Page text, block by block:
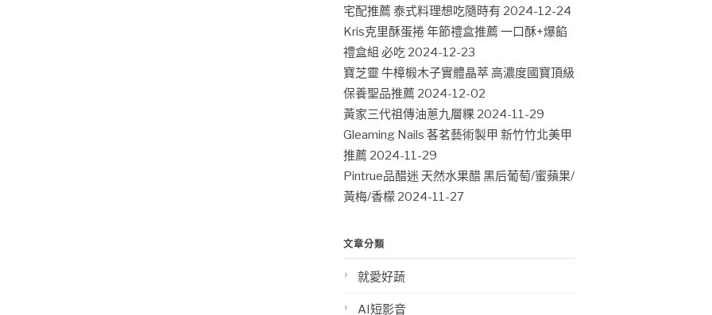
宅配推薦 泰式料理想吃隨時有 2024-12-24
Kris克里酥蛋捲 年節禮盒推薦 一口酥+爆餡
禮盒組 必吃 2024-12-23
寶芝靈 牛樟椴木子實體晶萃 高濃度國寶頂級
保養聖品推薦 2024-12-02
黃家三代祖傳油蔥九層粿 2024-11-29
Gleaming Nails 茖茗藝術製甲 新竹竹北美甲
推薦 2024-11-29
Pintrue品醋迷 天然水果醋 黑后葡萄/蜜蘋果/
黃梅/香檬 2024-11-27
文章分類
就愛好蔬
AI短影音